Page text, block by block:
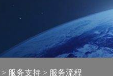
金字塔移动监控
三脚架移动监控
园区智测
合作模式
> 服务支持 > 服务流程